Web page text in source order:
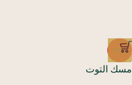
-50%
مسك التوت